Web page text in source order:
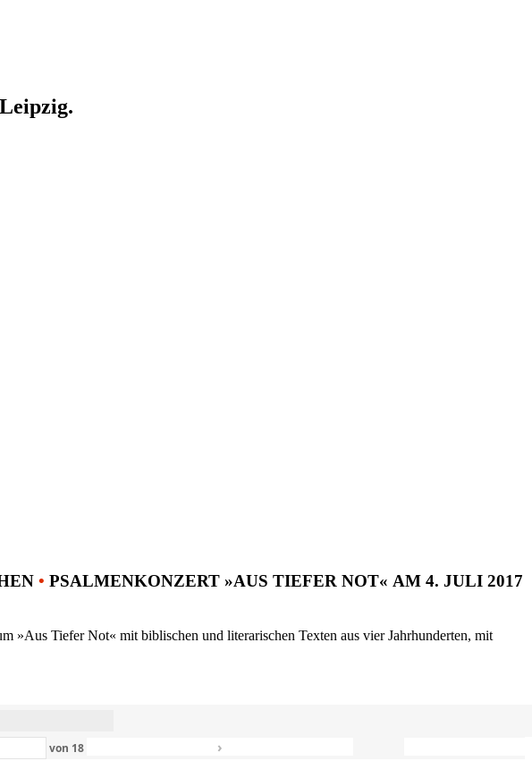
• PSALMENKONZERT »AUS TIEFER NOT« AM 4. JULI 2017
»Aus Tiefer Not« mit biblischen und literarischen Texten aus vier Jahrhunderten, mit
von 18 ›